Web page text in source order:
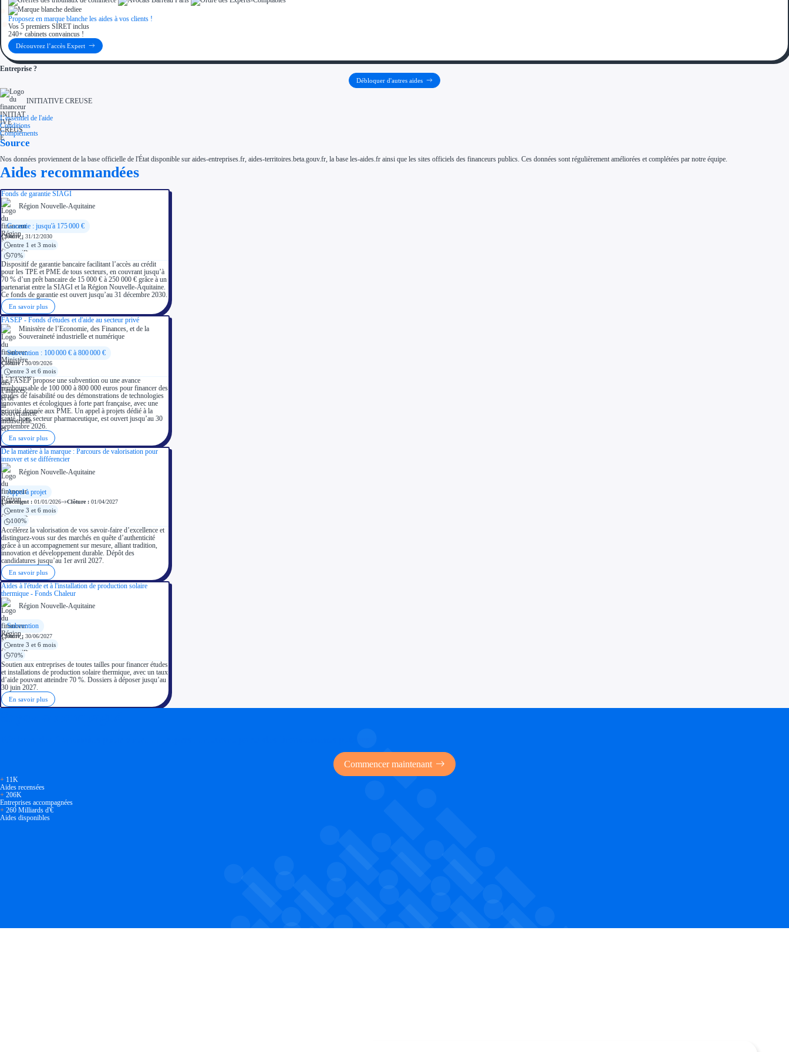
Proposez en marque blanche les aides à vos clients !
Vos 5 premiers SIRET inclus
240+ cabinets convaincus !
Découvrez l’accès Expert
Entreprise ?
Débloquer d'autres aides
INITIATIVE CREUSE
L'essentiel de l'aide
Conditions
Compléments
Source
Nos données proviennent de la base officielle de l'État disponible sur aides-entreprises.fr, aides-territoires.beta.gouv.fr, la base les-aides.fr ainsi que les sites officiels des financeurs publics. Ces données sont régulièrement améliorées et complétées par notre équipe.
Aides recommandées
Fonds de garantie SIAGI
Région Nouvelle-Aquitaine
Garantie : jusqu'à 175 000 €
Clôture : 31/12/2030
entre 1 et 3 mois
70%
Dispositif de garantie bancaire facilitant l’accès au crédit
pour les TPE et PME de tous secteurs, en couvrant jusqu’à
70 % d’un prêt bancaire de 15 000 € à 250 000 € grâce à un
partenariat entre la SIAGI et la Région Nouvelle-Aquitaine.
Ce fonds de garantie est ouvert jusqu’au 31 décembre 2030.
En savoir plus
FASEP - Fonds d'études et d'aide au secteur privé
Ministère de l’Economie, des Finances, et de la
Souveraineté industrielle et numérique
Subvention : 100 000 € à 800 000 €
Clôture :30/09/2026
entre 3 et 6 mois
Le FASEP propose une subvention ou une avance
remboursable de 100 000 à 800 000 euros pour financer des
études de faisabilité ou des démonstrations de technologies
innovantes et écologiques à forte part française, avec une
priorité donnée aux PME. Un appel à projets dédié à la
santé, hors secteur pharmaceutique, est ouvert jusqu’au 30
septembre 2026.
En savoir plus
De la matière à la marque : Parcours de valorisation pour
innover et se différencier
Région Nouvelle-Aquitaine
Appel à projet
Lancement : 01/01/2026 Clôture : 01/04/2027
entre 3 et 6 mois
100%
Accélérez la valorisation de vos savoir-faire d’excellence et
distinguez-vous sur des marchés en quête d’authenticité
grâce à un accompagnement sur mesure, alliant tradition,
innovation et développement durable. Dépôt des
candidatures jusqu’au 1er avril 2027.
En savoir plus
Aides à l'étude et à l'installation de production solaire
thermique - Fonds Chaleur
Région Nouvelle-Aquitaine
Subvention
Clôture : 30/06/2027
entre 3 et 6 mois
70%
Soutien aux entreprises de toutes tailles pour financer études
et installations de production solaire thermique, avec un taux
d’aide pouvant atteindre 70 %. Dossiers à déposer jusqu’au
30 juin 2027.
En savoir plus
Commencer maintenant
+ 11K
Aides recensées
+ 206K
Entreprises accompagnées
+ 260 Milliards d'€
Aides disponibles